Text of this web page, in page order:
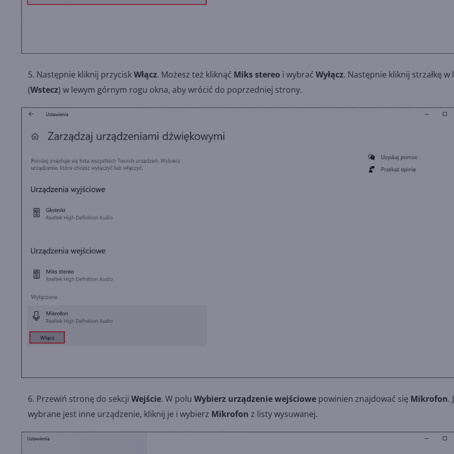
Następnie kliknij przyciskWłącz. Możesz też kliknąć Miks stereo i wybrać Wyłącz. Następnie kliknij strzałkę w
(Wstecz) w lewym górnym rogu okna, aby wrócić do poprzedniej strony.
Przewiń stronę do sekcji Wejście. W polu Wybierz urządzenie wejściowe powinien znajdować się Mikrofon.
wybrane jest inne urządzenie, kliknij je i wybierz Mikrofon z listy wysuwanej.